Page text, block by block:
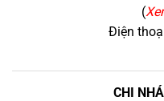
(
Điện
CHI